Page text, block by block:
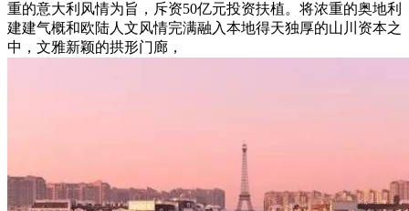
重的意大利风情为旨，斥资50亿元投资扶植。将浓重的奥地利
建建气概和欧陆人文风情完满融入本地得天独厚的山川资本之
中，文雅新颖的拱形门廊，